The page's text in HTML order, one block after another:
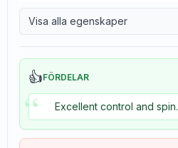
Visa alla egenskaper
👍FÖRDELAR
“ Excellent control and spin.